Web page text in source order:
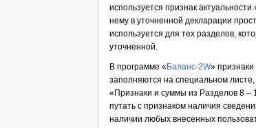
используется признак
нему в уточненной декларации
используется для тех разделов,
уточненной.
В программе « Баланс-2W»
заполняются на специальном
«Признаки и суммы из Разделов 8 –
путать с признаком наличия
наличии любых внесенных